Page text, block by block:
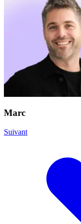
Marc
Suivant